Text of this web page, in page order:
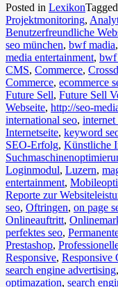
Posted in LexikonTagged
Projektmonitoring,
Benutzerfreundliche
seo münchen, bwf madia,
media entertainment, bwf
CMS, Commerce,
Commerce, ecommerce
Future Sell, Future Sell
Webseite, http://seo-
international seo,
Internetseite, keyword
SEO-Erfolg, Künstliche
Loginmodul, Luzern,
entertainment,
Reporte zur
seo, Oftringen, on page
Onlineauftritt,
perfektes seo,
Prestashop,
Responsive, Responsive
search engine advertising,
optimazation, search